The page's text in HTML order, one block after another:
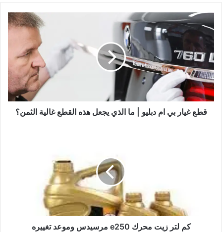
قطع
غيار
دبليو
|
ما
الذي
يجعل
هذهقطع غيار بي ام دبليو | ما الذي يجعل هذه القطع غالية الثمن؟
كم لتر زيت محرك e250 مرسيدس وموعد تغييره